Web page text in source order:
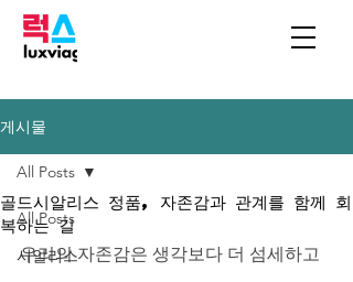
게시물
All Posts
시알리스
All Posts
골드시알리스 정품, 자존감과 관계를 함께 회
복하는 길
우리의 자존감은 생각보다 더 섬세하고